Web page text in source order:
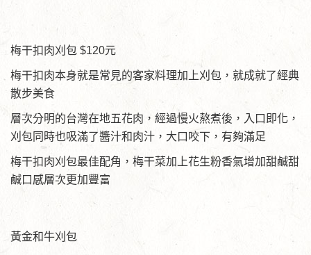
梅干扣肉刈包 $120元
梅干扣肉本身就是常見的客家料理加上刈包，就成就了經典
散步美食
層次分明的台灣在地五花肉，經過慢火熬煮後，入口即化，
刈包同時也吸滿了醬汁和肉汁，大口咬下，有夠滿足
梅干扣肉刈包最佳配角，梅干菜加上花生粉香氣增加甜鹹甜
鹹口感層次更加豐富
黃金和牛刈包